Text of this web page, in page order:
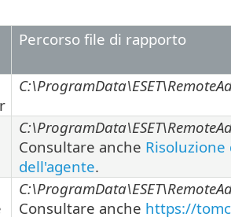
Percorso file di rapporto
Consultare anche
dell'agente.
Consultare anche https://